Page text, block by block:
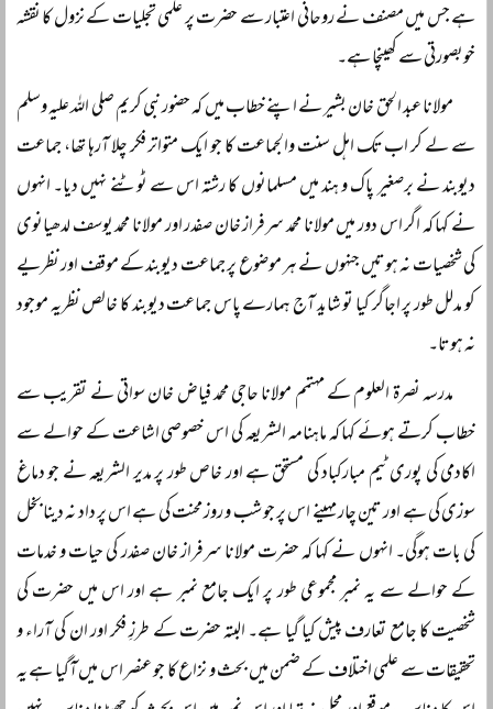
ہے جس میں مصنف نے روحانی اعتبار سے حضرت پر علمی تجلیات کے نزول کا نقشہ
خوبصورتی سے کھینچا ہے۔
مولانا عبد الحق خان بشیر نے اپنے خطاب میں کہ حضور نبی کریم صلی اللہ علیہ وسلم
سے لے کر اب تک اہل سنت والجماعت کا جو ایک متواتر فکر چلا آرہا تھا، جماعت
دیوبند نے برصغیر پاک و ہند میں مسلمانوں کا رشتہ اس سے ٹوٹنے نہیں دیا۔ انہوں
نے کہا کہ اگر اس دور میں مولانا محمد سرفراز خان صفدر اور مولانا محمد یوسف لدھیانوی
کی شخصیات نہ ہوتیں جنہوں نے ہر موضوع پر جماعت دیوبند کے موقف اور نظریے
کو مدلل طور پر اجاگر کیا تو شاید آج ہمارے پاس جماعت دیوبند کا خالص نظریہ موجود
نہ ہوتا۔
مدرسہ نصرۃ العلوم کے مہتمم مولانا حاجی محمد فیاض خان سواتی نے تقریب سے
خطاب کرتے ہوئے کہا کہ ماہنامہ الشریعہ کی اس خصوصی اشاعت کے حوالے سے
اکادمی کی پوری ٹیم مبارکباد کی مستحق ہے اور خاص طور پر مدیر الشریعہ نے جو دماغ
سوزی کی ہے اور تین چار مہینے اس پر جو شب و روز محنت کی ہے اس پر داد نہ دینا بخل
کی بات ہوگی۔ انہوں نے کہا کہ حضرت مولانا سرفراز خان صفدر کی حیات و خدمات
کے حوالے سے یہ نمبر مجموعی طور پر ایک جامع نمبر ہے اور اس میں حضرت کی
شخصیت کا جامع تعارف پیش کیا گیا ہے۔ البتہ حضرت کے طرزِ فکر اور ان کی آراء و
تحقیقات سے علمی اختلاف کے ضمن میں بحث و نزاع کا جو عنصر اس میں آگیا ہے یہ